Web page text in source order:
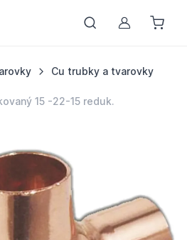
Můj účet
Cu trubky a tvarovky
15 -22-15 reduk.